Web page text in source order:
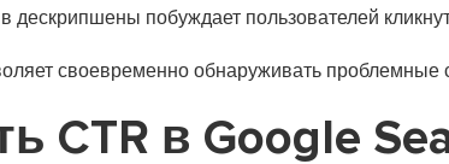
дескрипшены побуждает пользователей
своевременно обнаруживать проблемные
CTR в Google